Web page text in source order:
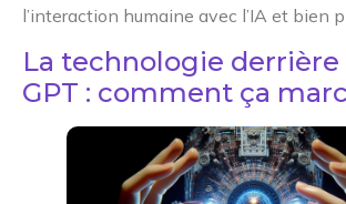
l’interaction humaine avec l’IA et bien
La technologie derrière
GPT : comment ça